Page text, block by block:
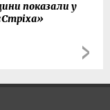
показали у